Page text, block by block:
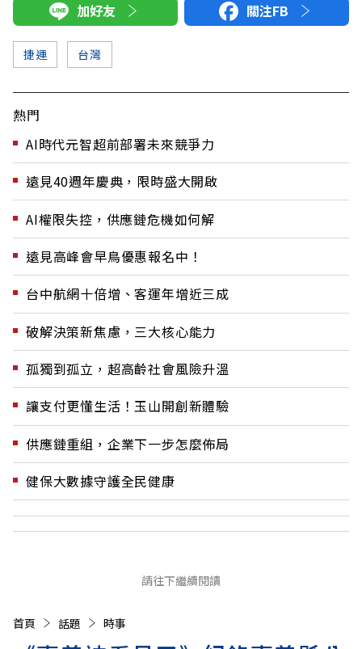
加好友 關注FB
捷運 台灣
熱門
AI時代元智超前部署未來競爭力
遠見40週年慶典，限時盛大開啟
AI權限失控，供應鏈危機如何解
遠見高峰會早鳥優惠報名中！
台中航網十倍增、客運年增近三成
破解決策新焦慮，三大核心能力
孤獨到孤立，超高齡社會風險升溫
讓支付更懂生活！玉山開創新體驗
供應鏈重組，企業下一步怎麼佈局
健保大數據守護全民健康
請往下繼續閱讀
首頁 話題 時事